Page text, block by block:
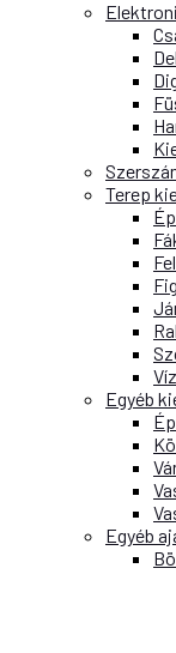
Terep
Egyéb
Egyéb